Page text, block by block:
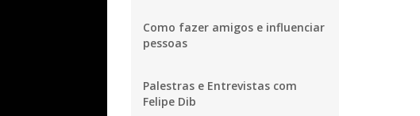
Como fazer amigos e influenciar
pessoas
Palestras e Entrevistas com
Felipe Dib